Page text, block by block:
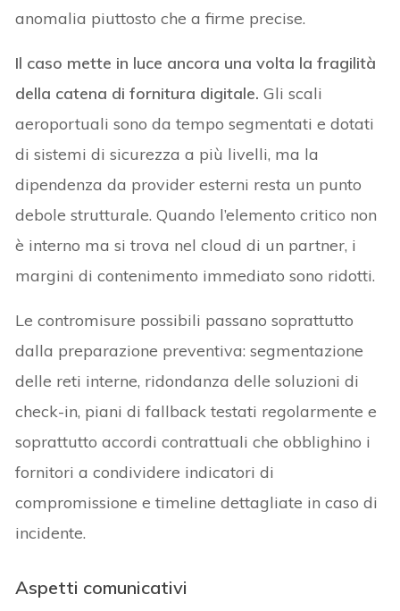
anomalia piuttosto che a firme precise.
Il caso mette in luce ancora una volta la fragilità
della catena di fornitura digitale. Gli scali
aeroportuali sono da tempo segmentati e dotati
di sistemi di sicurezza a più livelli, ma la
dipendenza da provider esterni resta un punto
debole strutturale. Quando l’elemento critico non
è interno ma si trova nel cloud di un partner, i
margini di contenimento immediato sono ridotti.
Le contromisure possibili passano soprattutto
dalla preparazione preventiva: segmentazione
delle reti interne, ridondanza delle soluzioni di
check-in, piani di fallback testati regolarmente e
soprattutto accordi contrattuali che obblighino i
fornitori a condividere indicatori di
compromissione e timeline dettagliate in caso di
incidente.
Aspetti comunicativi